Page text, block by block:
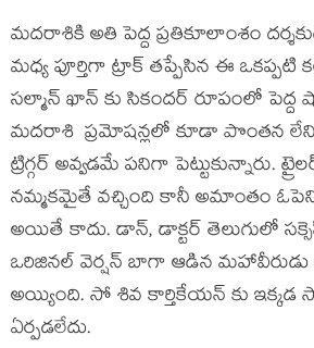
మదరాశికి అతి పెద్ద ప్రతికూలాంశం
మధ్య పూర్తిగా ట్రాక్ తప్పేసిన ఈ ఒకప్పటి
సల్మాన్ ఖాన్ కు సికందర్ రూపంలో పెద్ద
మదరాశి ప్రమోషన్లలో కూడా పొంతన లేని
ట్రిగ్గర్ అవ్వడమే పనిగా పెట్టుకున్నారు.
నమ్మకమైతే వచ్చింది కానీ అమాంతం
అయితే కాదు. డాన్, డాక్టర్ తెలుగులో
ఒరిజినల్ వెర్షన్ బాగా ఆడిన మహావీరుడు
అయ్యింది. సో శివ కార్తికేయన్ కు
ఏర్పడలేదు.